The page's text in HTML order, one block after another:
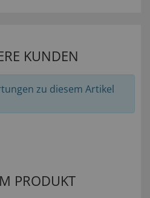
KUNDEN
zu diesem Artikel
PRODUKT